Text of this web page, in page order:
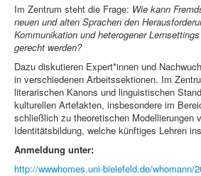
Im Zentrum steht die Frage: Wie kann
neuen und alten Sprachen den
Kommunikation und heterogener
gerecht werden?
Dazu diskutieren Expert*innen und
in verschiedenen Arbeitssektionen. Im
literarischen Kanons und linguistischen
kulturellen Artefakten, insbesondere im
schließlich zu theoretischen Modellierungen
Identitätsbildung, welche künftiges Lehren
Anmeldung unter:
http://wwwhomes.uni-bielefeld.de/whomann/